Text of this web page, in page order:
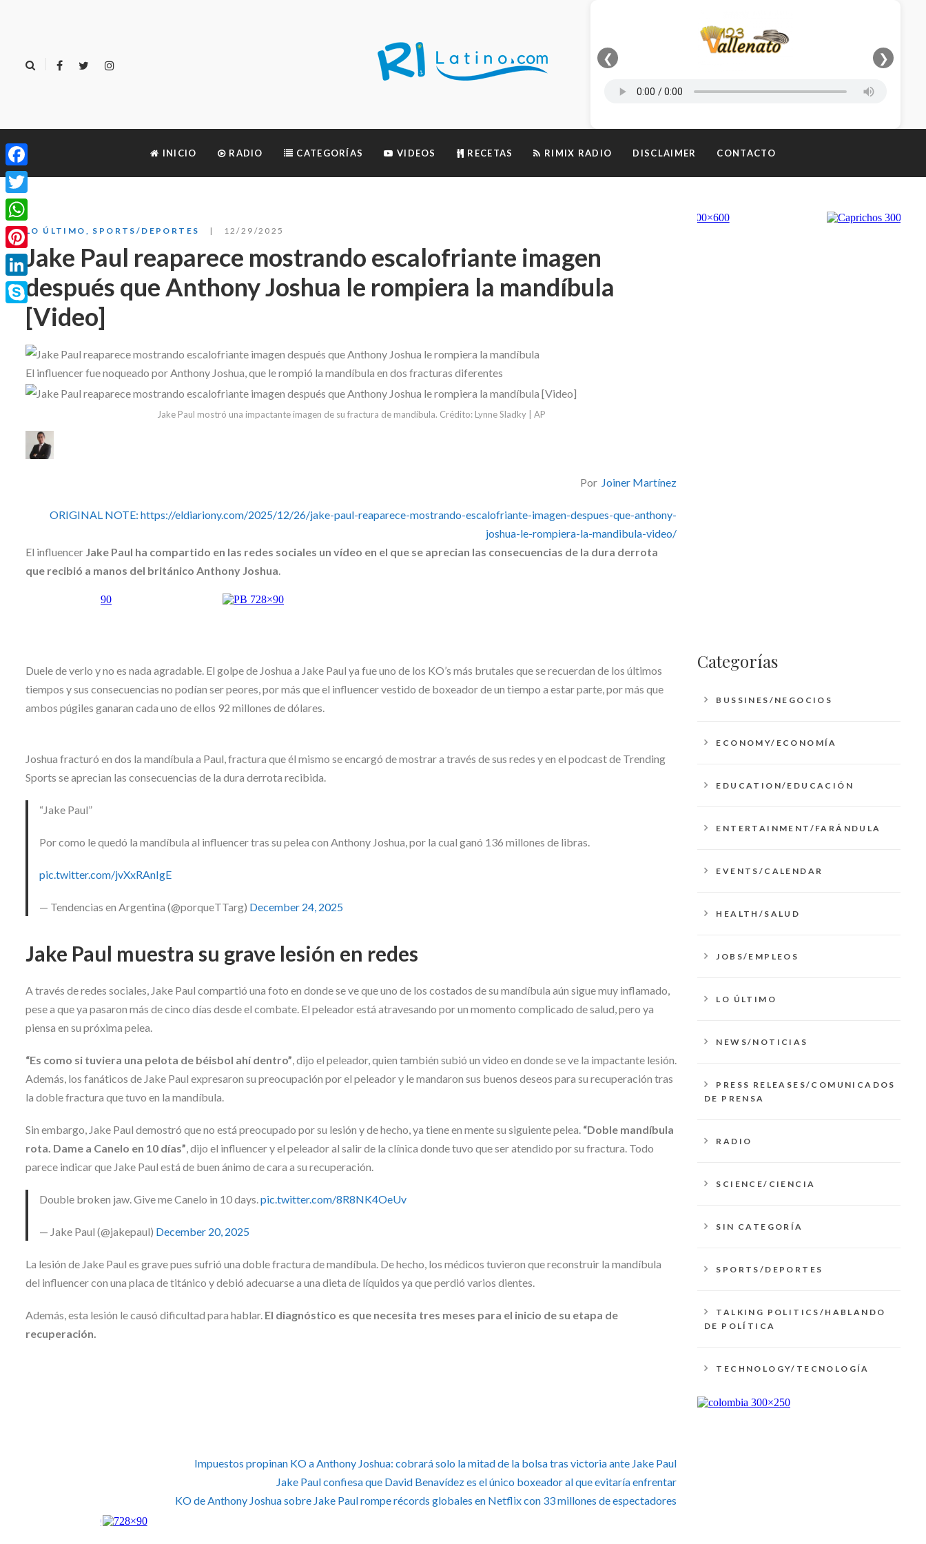
❮ ❯
INICIO RADIO CATEGORÍAS VIDEOS RECETAS RIMIX RADIO DISCLAIMER CONTACTO
LO ÚLTIMO SPORTS/DEPORTES 12/29/2025
Jake Paul reaparece mostrando escalofriante imagen
después que Anthony Joshua le rompiera la mandíbula
[Video]
El influencer fue noqueado por Anthony Joshua, que le rompió la mandíbula en dos fracturas diferentes
Jake Paul mostró una impactante imagen de su fractura de mandíbula. Crédito: Lynne Sladky | AP
Por Joiner Martínez
ORIGINAL NOTE: https://eldiariony.com/2025/12/26/jake-paul-reaparece-mostrando-escalofriante-imagen-despues-que-anthony-
joshua-le-rompiera-la-mandibula-video/
El influencer Jake Paul ha compartido en las redes sociales un vídeo en el que se aprecian las consecuencias de la dura derrota
que recibió a manos del británico Anthony Joshua.
Duele de verlo y no es nada agradable. El golpe de Joshua a Jake Paul ya fue uno de los KO’s más brutales que se recuerdan de los últimos
tiempos y sus consecuencias no podían ser peores, por más que el influencer vestido de boxeador de un tiempo a estar parte, por más que
ambos púgiles ganaran cada uno de ellos 92 millones de dólares.
Joshua fracturó en dos la mandíbula a Paul, fractura que él mismo se encargó de mostrar a través de sus redes y en el podcast de Trending
Sports se aprecian las consecuencias de la dura derrota recibida.
“Jake Paul”
Por como le quedó la mandíbula al influencer tras su pelea con Anthony Joshua, por la cual ganó 136 millones de libras.
pic.twitter.com/jvXxRAnIgE
— Tendencias en Argentina (@porqueTTarg) December 24, 2025
Jake Paul muestra su grave lesión en redes
A través de redes sociales, Jake Paul compartió una foto en donde se ve que uno de los costados de su mandíbula aún sigue muy inflamado,
pese a que ya pasaron más de cinco días desde el combate. El peleador está atravesando por un momento complicado de salud, pero ya
piensa en su próxima pelea.
“Es como si tuviera una pelota de béisbol ahí dentro”, dijo el peleador, quien también subió un video en donde se ve la impactante lesión.
Además, los fanáticos de Jake Paul expresaron su preocupación por el peleador y le mandaron sus buenos deseos para su recuperación tras
la doble fractura que tuvo en la mandíbula.
Sin embargo, Jake Paul demostró que no está preocupado por su lesión y de hecho, ya tiene en mente su siguiente pelea. “Doble mandíbula
rota. Dame a Canelo en 10 días”, dijo el influencer y el peleador al salir de la clínica donde tuvo que ser atendido por su fractura. Todo
parece indicar que Jake Paul está de buen ánimo de cara a su recuperación.
Double broken jaw. Give me Canelo in 10 days.pic.twitter.com/8R8NK4OeUv
— Jake Paul (@jakepaul) December 20, 2025
La lesión de Jake Paul es grave pues sufrió una doble fractura de mandíbula. De hecho, los médicos tuvieron que reconstruir la mandíbula
del influencer con una placa de titánico y debió adecuarse a una dieta de líquidos ya que perdió varios dientes.
Además, esta lesión le causó dificultad para hablar. El diagnóstico es que necesita tres meses para el inicio de su etapa de
recuperación.
Impuestos propinan KO a Anthony Joshua: cobrará solo la mitad de la bolsa tras victoria ante Jake Paul
Jake Paul confiesa que David Benavídez es el único boxeador al que evitaría enfrentar
KO de Anthony Joshua sobre Jake Paul rompe récords globales en Netflix con 33 millones de espectadores
Categorías
BUSSINES/NEGOCIOS
ECONOMY/ECONOMÍA
EDUCATION/EDUCACIÓN
ENTERTAINMENT/FARÁNDULA
EVENTS/CALENDAR
HEALTH/SALUD
JOBS/EMPLEOS
LO ÚLTIMO
NEWS/NOTICIAS
PRESS RELEASES/COMUNICADOS
DE PRENSA
RADIO
SCIENCE/CIENCIA
SIN CATEGORÍA
SPORTS/DEPORTES
TALKING POLITICS/HABLANDO
DE POLÍTICA
TECHNOLOGY/TECNOLOGÍA
Facebook
Twitter
WhatsApp
Pinterest
LinkedIn
Skype